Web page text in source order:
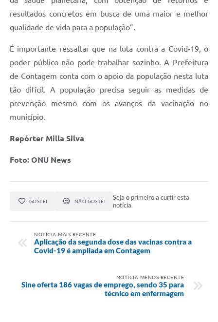
resultados concretos em busca de uma maior e melhor
qualidade de vida para a população”.
É importante ressaltar que na luta contra a Covid-19, o
poder público não pode trabalhar sozinho. A Prefeitura
de Contagem conta com o apoio da população nesta luta
tão difícil. A população precisa seguir as medidas de
prevenção mesmo com os avanços da vacinação no
município.
Repórter Milla Silva
Foto: ONU News
GOSTEI NÃO GOSTEI
Seja o primeiro a curtir esta
notícia.
NOTÍCIA MAIS RECENTE
Aplicação da segunda dose das vacinas contra a
Covid-19 é ampliada em Contagem
NOTÍCIA MENOS RECENTE
Sine oferta 186 vagas de emprego, sendo 35 para
técnico em enfermagem